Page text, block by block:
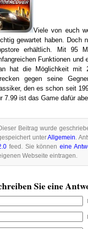
Viele von euch
gewartet haben. Doch
erhältlich. Mit 95
Funktionen und
hat die Möglichkeit mit
gegen seine
den es schon seit
7.99 ist das Game dafür
Beitrag wurde
unterAllgemein.
feed. Sie könneneine
Webseite eintragen.
Sie eine